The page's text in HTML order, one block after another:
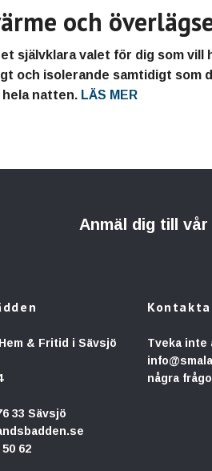
och
självklara valet för dig som
och isolerande samtidigt
hela natten. LÄS MER
Anmäl dig till
& Fritid i Sävsjö
33 Sävsjö
50 62
Tveka inte
några